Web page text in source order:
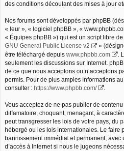
des conditions découlant des mises à jour
Nos forums sont développés par phpBB
« leur », « logiciel phpBB », «
« Équipes phpBB ») qui est un script libre
GNU General Public License v2
»
être téléchargé depuis www.phpbb.com
.
seulement les discussions sur Internet.
de ce que nous acceptons ou n’acceptons
permis. Pour de plus amples informations
consulter : https://www.phpbb.com/ .
Vous acceptez de ne pas publier de
diffamatoire, choquant, menaçant, à
peut transgresser les lois de votre pays, du
hébergé ou les lois internationales. Le faire
bannissement immédiat et permanent,
d’accès à Internet si nous le jugeons